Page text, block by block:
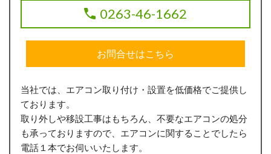
0263-46-1662
お問合せはこちら
当社では、エアコン取り付け・設置を低価格でご提供し
ております。
取り外しや移設工事はもちろん、不要なエアコンの処分
も承っておりますので、エアコンに関することでしたら
電話１本でお伺いいたします。